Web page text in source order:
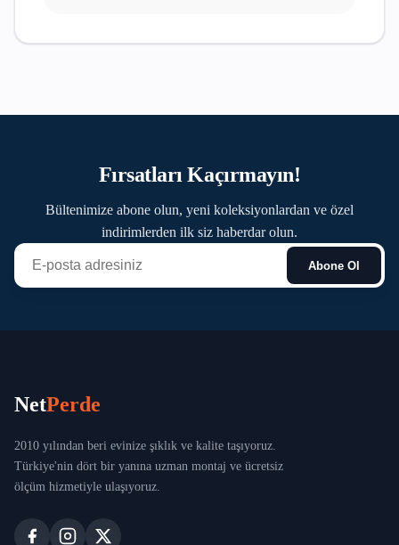
Fırsatları Kaçırmayın!
Bültenimize abone olun, yeni koleksiyonlardan ve özel
indirimlerden ilk siz haberdar olun.
Abone Ol
NetPerde
2010 yılından beri evinize şıklık ve kalite taşıyoruz.
Türkiye'nin dört bir yanına uzman montaj ve ücretsiz
ölçüm hizmetiyle ulaşıyoruz.